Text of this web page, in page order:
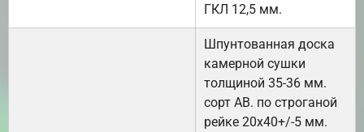
ГКЛ 12,5 мм.
Шпунтованная доска
камерной сушки
толщиной 35-36 мм.
сорт АВ. по строганой
рейке 20х40+/-5 мм.